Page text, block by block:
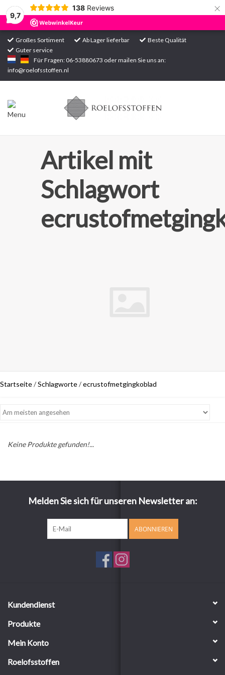
9,7
138 Reviews ×
Großes Sortiment Ab Lager lieferbar
Beste Qualität
Guter service
Für Fragen: 06-53880673 oder mailen Sie uns an:
info@roelofsstoffen.nl
Startseite
Sortiment
Artikel mit
Schlagwort
Startseite/Schlagworte/ecrustofmetgingkoblad
Keine Produkte gefunden!...
Melden Sie sich für unseren Newsletter an:
ABONNIEREN
Kundendienst
Produkte
Mein Konto
Roelofsstoffen